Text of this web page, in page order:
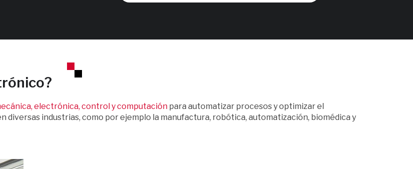
electrónica, control y computación para automatizar procesos y optimizar el
diversas industrias, como por ejemplo la manufactura, robótica, automatización, biomédica y